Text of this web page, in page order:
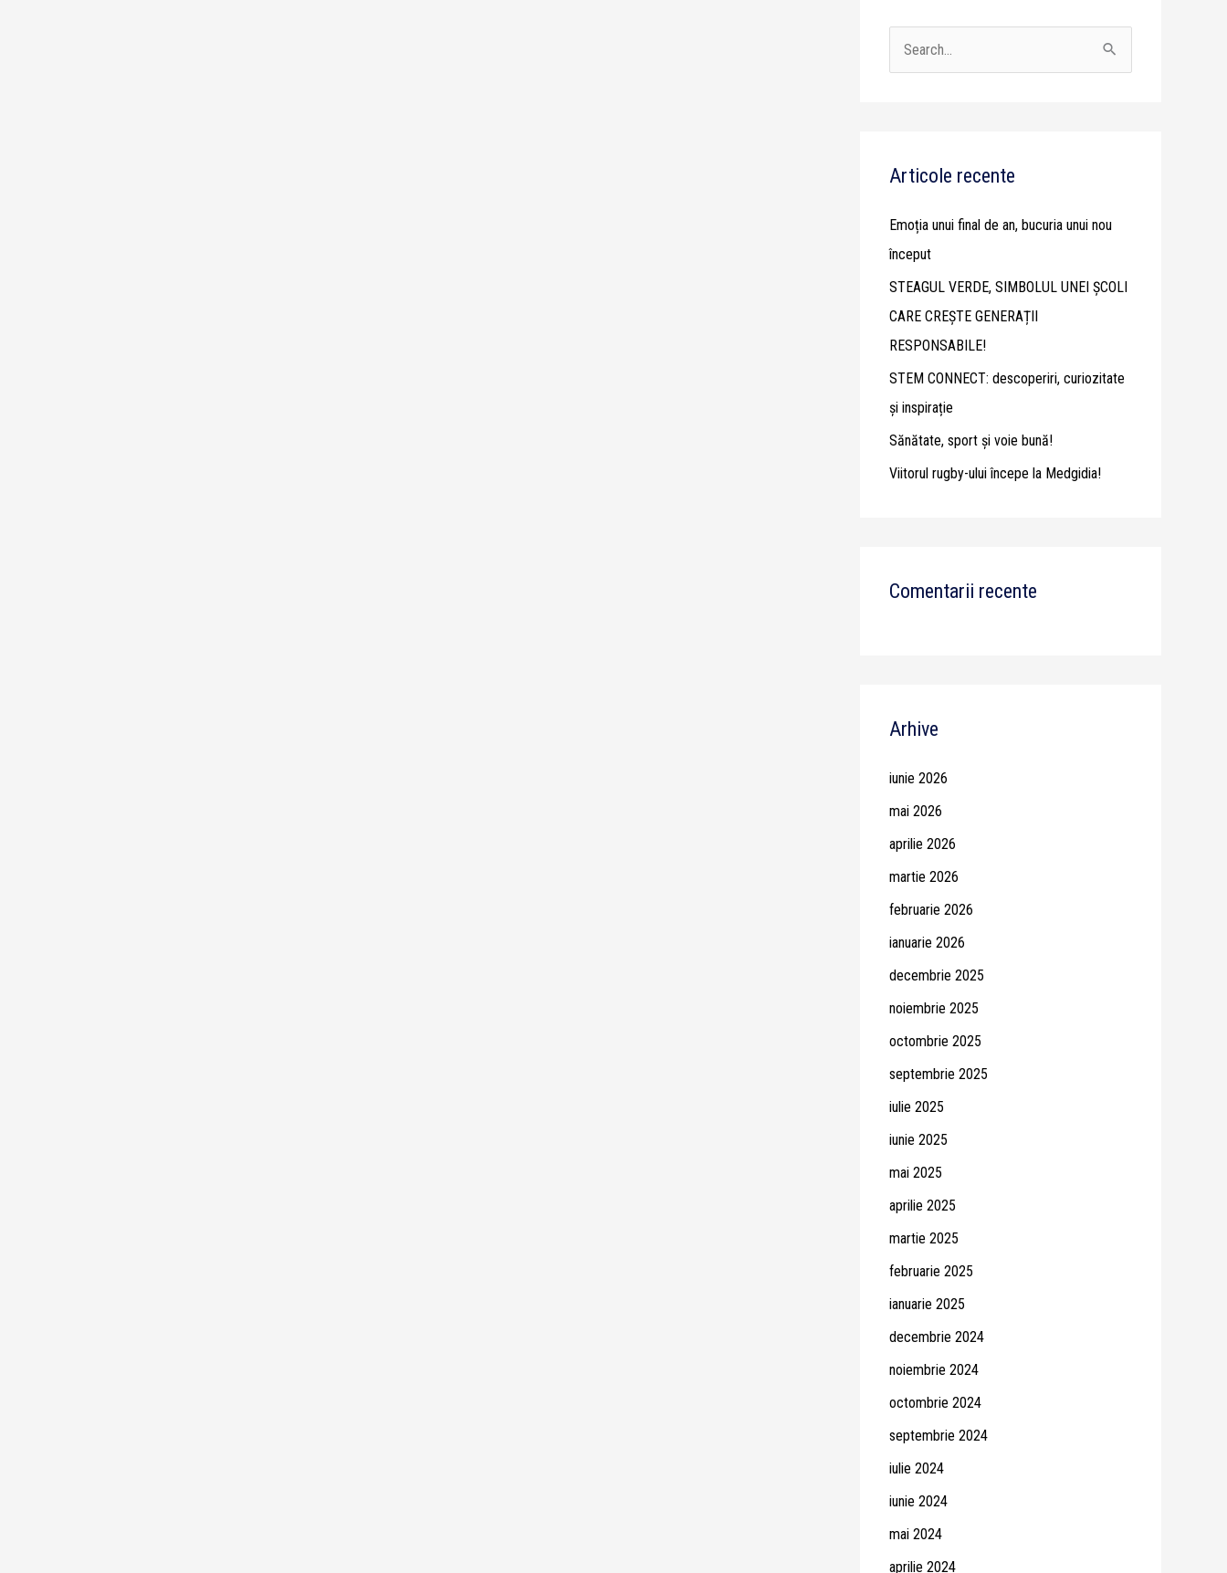
c
f
o
r
:
Articole recente
Emoția unui final de an, bucuria unui nou
început
STEAGUL VERDE, SIMBOLUL UNEI ȘCOLI
CARE CREȘTE GENERAȚII
RESPONSABILE!
STEM CONNECT: descoperiri, curiozitate
și inspirație
Sănătate, sport și voie bună!
Viitorul rugby-ului începe la Medgidia!
Comentarii recente
Arhive
iunie 2026
mai 2026
aprilie 2026
martie 2026
februarie 2026
ianuarie 2026
decembrie 2025
noiembrie 2025
octombrie 2025
septembrie 2025
iulie 2025
iunie 2025
mai 2025
aprilie 2025
martie 2025
februarie 2025
ianuarie 2025
decembrie 2024
noiembrie 2024
octombrie 2024
septembrie 2024
iulie 2024
iunie 2024
mai 2024
aprilie 2024